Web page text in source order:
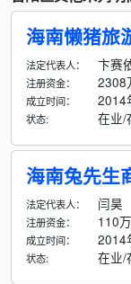
海南懒猪旅
法定代表人： 卞赛
注册资金： 2308
成立时间： 2014
状态: 在业/
海南兔先生
法定代表人： 闫昊
注册资金： 110
成立时间： 2014
状态: 在业/